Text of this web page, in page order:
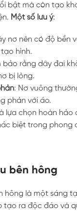
bật mà còn tạo
Một số lưu ý:
nơ nên có độ bền
hình.
bảo rằng dây đai
bị lỏng.
: Nơ vuông
phản với áo.
lựa chọn hoàn hảo
biệt trong phong
bên hông
hông là một sáng
tạo ra độc đáo và